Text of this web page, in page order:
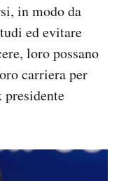
in modo da
ed evitare
loro possano
carriera per
presidente